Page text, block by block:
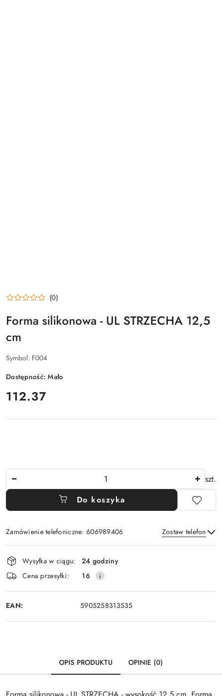
(0)
Forma silikonowa - UL STRZECHA 12,5
cm
Symbol: F004
Dostępność:Mało
cena:
112.37
szt.
Do koszyka
Zamówienie telefoniczne: 606989406 Zostaw telefon
Wyślij
Dostępność
i
dostawa
Wysyłka w ciągu:
24 godziny
Cena przesyłki:
16
EAN: 5905258313535
OPIS PRODUKTU OPINIE (0)